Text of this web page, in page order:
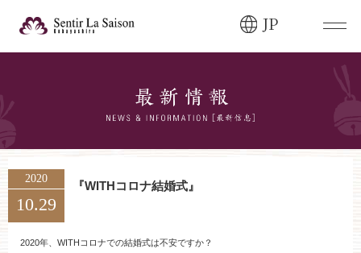
JP
0120-166-088
その他のお問い合わせ
2020
10.29
『WITHコロナ結婚式』
2020年、WITHコロナでの結婚式は不安ですか？